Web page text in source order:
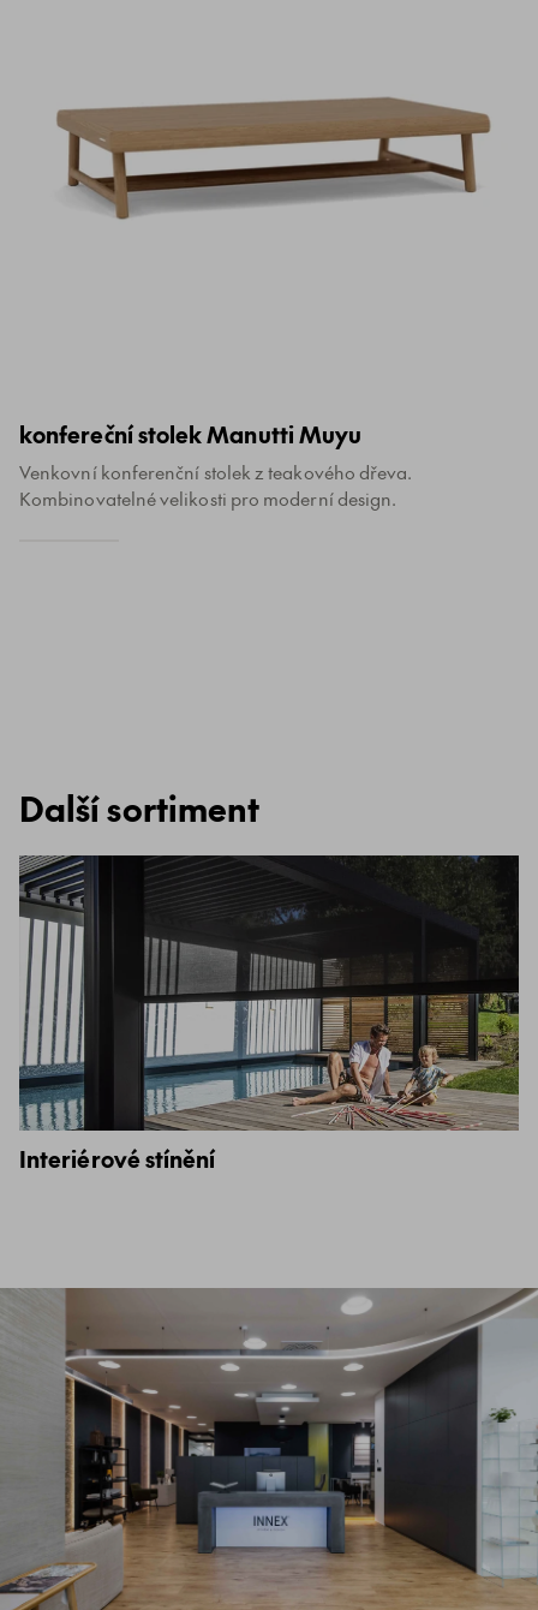
konfereční stolek Manutti Muyu
Venkovní konferenční stolek z teakového dřeva.
Kombinovatelné velikosti pro moderní design.
Další sortiment
Interiérové stínění